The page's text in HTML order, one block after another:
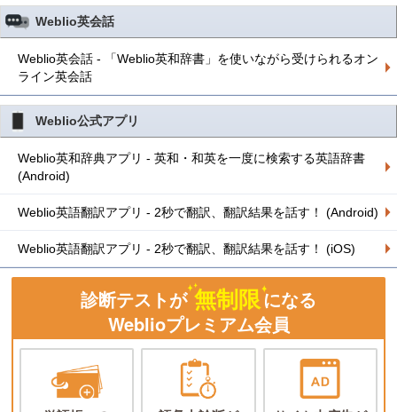
Weblio英会話
Weblio英会話 - 「Weblio英和辞書」を使いながら受けられるオン
ライン英会話
Weblio公式アプリ
Weblio英和辞典アプリ - 英和・和英を一度に検索する英語辞書
(Android)
Weblio英語翻訳アプリ - 2秒で翻訳、翻訳結果を話す！ (Android)
Weblio英語翻訳アプリ - 2秒で翻訳、翻訳結果を話す！ (iOS)
診断テストが 無制限になる
Weblioプレミアム会員